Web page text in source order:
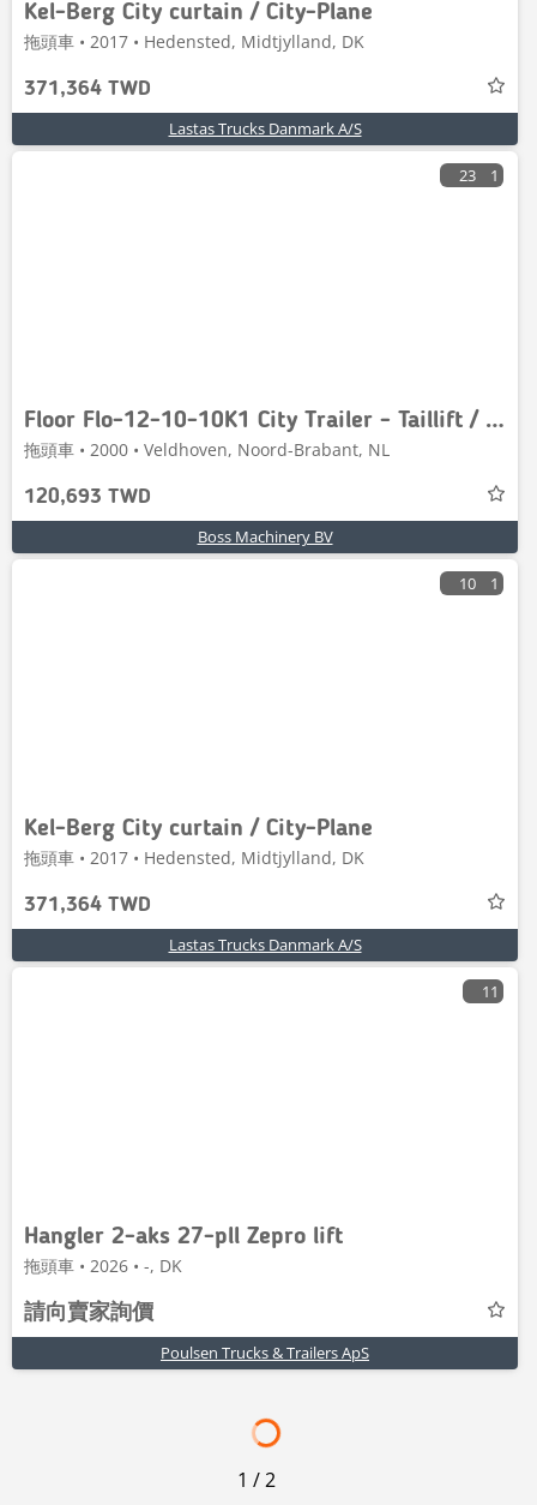
Kel-Berg City curtain / City-Plane
拖頭車 • 2017 • Hedensted, Midtjylland, DK
371,364 TWD
Lastas Trucks Danmark A/S
23 1
Floor Flo-12-10-10K1 City Trailer - Taillift / Auto Lube
拖頭車 • 2000 • Veldhoven, Noord-Brabant, NL
120,693 TWD
Boss Machinery BV
10 1
Kel-Berg City curtain / City-Plane
拖頭車 • 2017 • Hedensted, Midtjylland, DK
371,364 TWD
Lastas Trucks Danmark A/S
11
Hangler 2-aks 27-pll Zepro lift
拖頭車 • 2026 • -, DK
請向賣家詢價
Poulsen Trucks & Trailers ApS
1 /2